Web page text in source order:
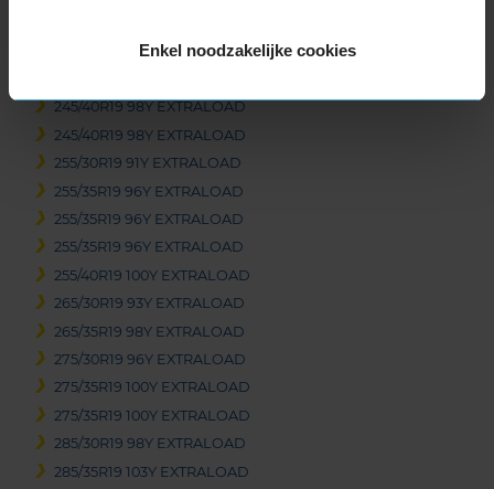
Enkel noodzakelijke cookies
245/35R19 93Y EXTRALOAD
245/40R19 98Y EXTRALOAD
245/40R19 98Y EXTRALOAD
255/30R19 91Y EXTRALOAD
255/35R19 96Y EXTRALOAD
255/35R19 96Y EXTRALOAD
255/35R19 96Y EXTRALOAD
255/40R19 100Y EXTRALOAD
265/30R19 93Y EXTRALOAD
265/35R19 98Y EXTRALOAD
275/30R19 96Y EXTRALOAD
275/35R19 100Y EXTRALOAD
275/35R19 100Y EXTRALOAD
285/30R19 98Y EXTRALOAD
285/35R19 103Y EXTRALOAD